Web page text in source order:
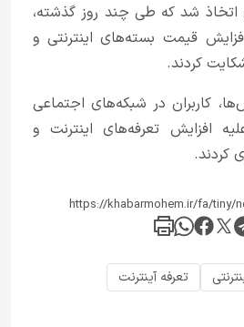
شد که طی چند روز گذشته،
قیمت بسته‌های اینترنتی و
کردند.
کاربران در شبکه‌های اجتماعی
افزایش تعرفه‌های اینترنت و
کردند.
تعرفه آینترنت